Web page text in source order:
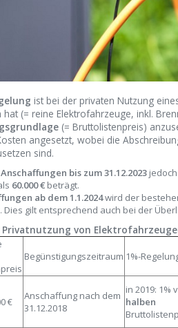
ist bei der privaten Nutzung
hat (= reine Elektrofahrzeuge, inkl.
(= Bruttolistenpreis)
angesetzt, wobei die
sind.
Anschaffungen bis zum 31.12.2023
60.000 € beträgt.
ab dem 1.1.2024wird der
Dies gilt entsprechend auch bei der
Privatnutzung von
Begünstigungszeitraum 1%-
€
Anschaffung nach dem
31.12.2018
in 2019: 1%
halben